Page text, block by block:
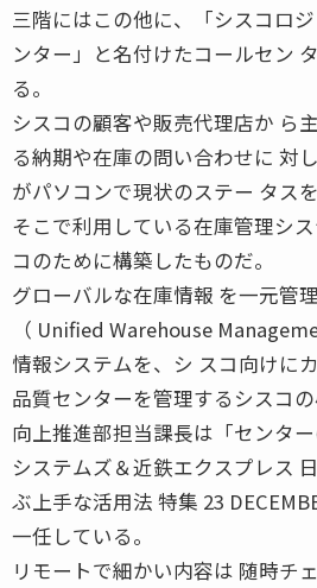
三階にはこの他に、「シスコロ
ンター」と名付けたコールセン
る。
シスコの顧客や販売代理店か ら
る納期や在庫の問い合わせに 対
がパソコンで現状のステー タス
そこで利用している在庫管理シ
コのために構築したものだ。
グローバルな在庫情報 を一元管
（ Unified Warehouse
情報システムを、シ スコ向けに
品質センターを管理するシスコ
向上推進部担当課長は「センタ
システムズ＆近鉄エクスプレス
ぶ上手な活用法 特集 23
一任している。
リモートで細かい内容は 随時チ